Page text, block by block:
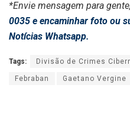
*Envie mensagem para
0035 e encaminhar foto ou
Notícias Whatsapp.
Tags: Divisão de Crimes
Febraban Gaetano Vergine